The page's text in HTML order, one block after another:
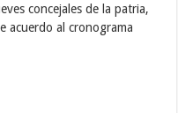
concejales de la patria,
acuerdo al cronograma